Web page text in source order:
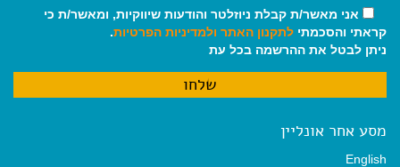
אני מאשר/ת קבלת ניוזלטר והודעות שיווקיות, ומאשר/ת כי
קראתי והסכמתי לתקנון האתר ולמדיניות הפרטיות.
ניתן לבטל את ההרשמה בכל עת
מסע אחר אונליין
English